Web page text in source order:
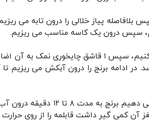
بلافاصله پیاز خلالی را درون تابه می
سپس درون یک کاسه مناسب می ریزیم.
* در این مرحله یک قابلمه مناسب را تا نیمه پر از آب می کنیم، سپس
در ادامه برنج را درون آبکش می ریزیم
* حالا برنج را به آب جوش اضافه می کنیم، سپس
آن کمی گیر داشت قابلمه را از روی